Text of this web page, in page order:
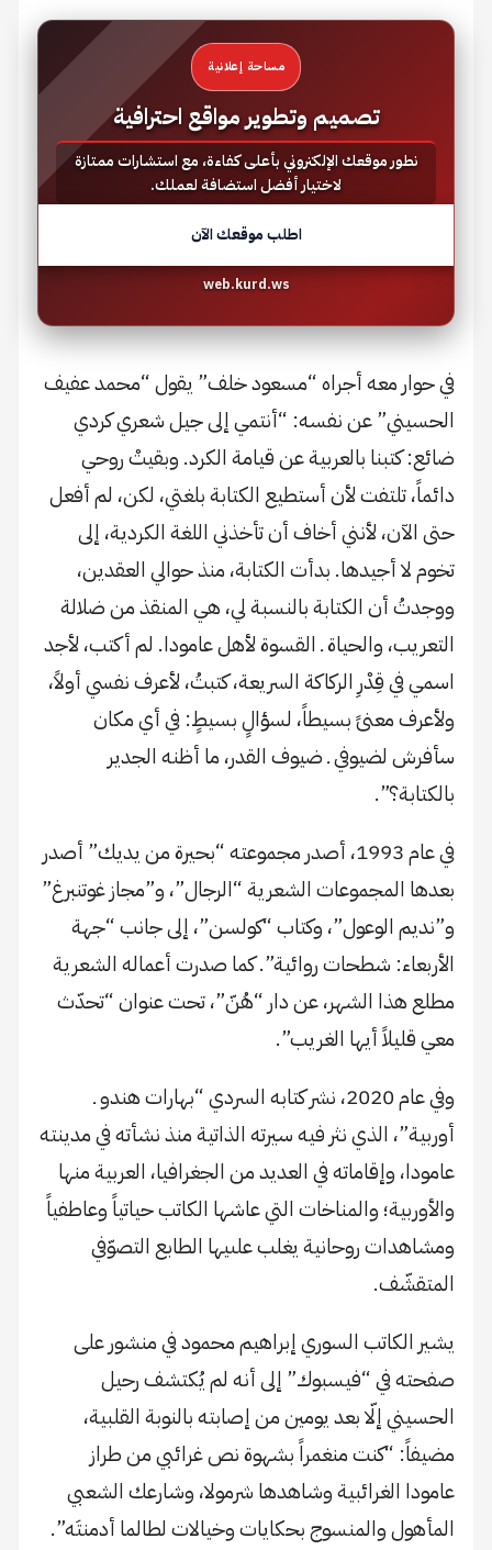
مساحة إعلانية
تصميم وتطوير مواقع احترافية
نطور موقعك الإلكتروني بأعلى كفاءة، مع استشارات ممتازة
لاختيار أفضل استضافة لعملك.
اطلب موقعك الآن
web.kurd.ws
في حوار معه أجراه “مسعود خلف” يقول “محمد عفيف
الحسيني” عن نفسه: “أنتمي إلى جيل شعري كردي
ضائع: كتبنا بالعربية عن قيامة الكرد. وبقيتْ روحي
دائماً، تلتفت لأن أستطيع الكتابة بلغتي، لكن، لم أفعل
حتى الآن، لأنني أخاف أن تأخذني اللغة الكردية، إلى
تخوم لا أجيدها. بدأت الكتابة، منذ حوالي العقدين،
ووجدتُ أن الكتابة بالنسبة لي، هي المنقذ من ضلالة
التعريب، والحياة ـ القسوة لأهل عامودا. لم أكتب، لأجد
اسمي في قِدْرِ الركاكة السريعة، كتبتُ، لأعرف نفسي أولاً،
ولأعرف معنىً بسيطاً، لسؤالٍ بسيطٍ: في أي مكان
سأفرش لضيوفي ـ ضيوف القدر، ما أظنه الجدير
بالكتابة؟”.
في عام 1993، أصدر مجموعته “بحيرة من يديك” أصدر
بعدها المجموعات الشعرية “الرجال”، و”مجاز غوتنبرغ”
و”نديم الوعول”، وكتاب “كولسن”، إلى جانب “جهة
الأربعاء: شطحات روائية”. كما صدرت أعماله الشعرية
مطلع هذا الشهر، عن دار “هُنّ”، تحت عنوان “تحدّث
معي قليلاً أيها الغريب”.
وفي عام 2020، نشر كتابه السردي “بهارات هندو ـ
أوربية”، الذي نثر فيه سيرته الذاتية منذ نشأته في مدينته
عامودا، وإقاماته في العديد من الجغرافيا، العربية منها
والأوربية؛ والمناخات التي عاشها الكاتب حياتياً وعاطفياً
ومشاهدات روحانية يغلب علىيها الطابع التصوّفي
المتقشّف.
يشير الكاتب السوري إبراهيم محمود في منشور على
صفحته في “فيسبوك” إلى أنه لم يُكتشف رحيل
الحسيني إلّا بعد يومين من إصابته بالنوبة القلبية،
مضيفاً: “كنت منغمراً بشهوة نص غرائبي من طراز
عامودا الغرائبية وشاهدها شرمولا، وشارعك الشعبي
المأهول والمنسوج بحكايات وخيالات لطالما أدمنتَه”.